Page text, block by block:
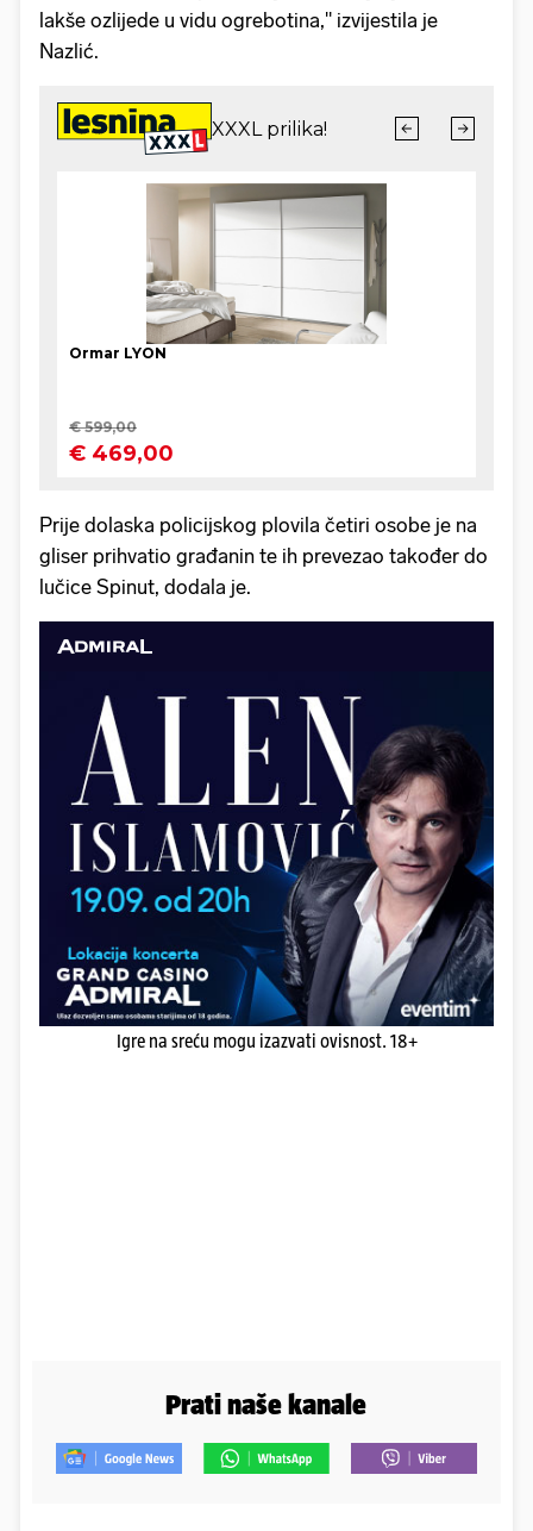
lakše ozlijede u vidu ogrebotina," izvijestila je
Nazlić.
Prije dolaska policijskog plovila četiri osobe je na
gliser prihvatio građanin te ih prevezao također do
lučice Spinut, dodala je.
Igre na sreću mogu izazvati ovisnost. 18+
Prati naše kanale